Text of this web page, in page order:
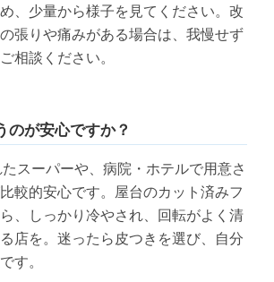
、少量から様子を見てください。改
張りや痛みがある場合は、我慢せず
相談ください。
のが安心ですか？
スーパーや、病院・ホテルで用意さ
較的安心です。屋台のカット済みフ
、しっかり冷やされ、回転がよく清
店を。迷ったら皮つきを選び、自分
す。